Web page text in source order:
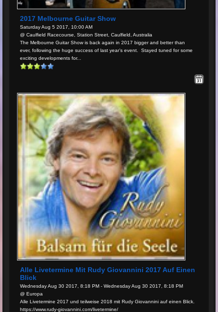
2017 Melbourne Guitar Show
Saturday Aug 5 2017, 10:00 AM
@ Caulfield Racecourse, Station Street, Caulfield, Australia
The Melbourne Guitar Show is back again in 2017 bigger and better than
ever, following the huge success of last year’s event. Stayed tuned for some
exciting developments for...
Alle Livetermine Mit Rudy Giovannini 2017 Auf Einen
Blick
Wednesday Aug 30 2017, 8:18 PM - Wednesday Aug 30 2017, 8:18 PM
@ Europa
Alle Livetermine 2017 und teilweise 2018 mit Rudy Giovannini auf einen Blick.
https://www.rudy-giovannini.com/livetermine/